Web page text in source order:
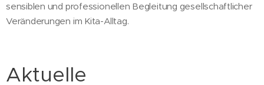
sensiblen und professionellen Begleitung gesellschaftlicher
Veränderungen im Kita-Alltag.
Aktuelle